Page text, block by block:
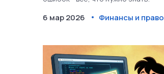
6 мар 2026 Финансы и право